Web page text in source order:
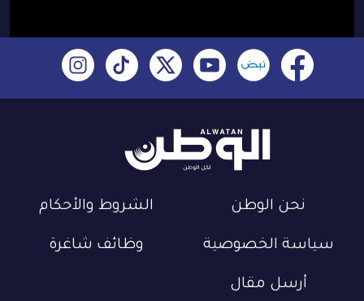
نحن الوطن الشروط والأحكام
سياسة الخصوصية وظائف شاغرة
أرسل مقال